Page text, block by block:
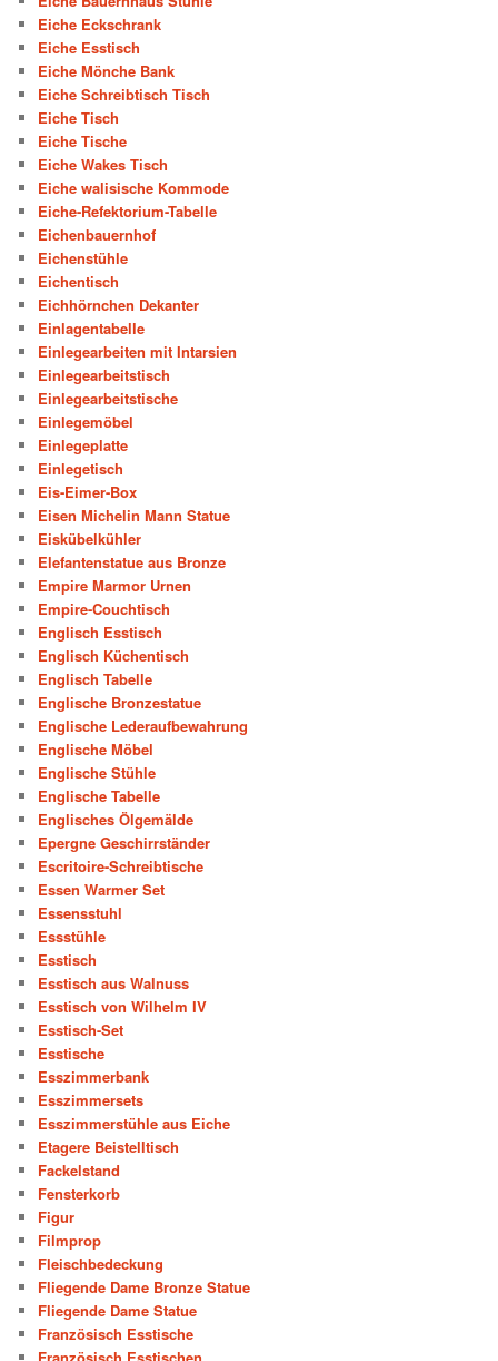
Eiche Eckschrank
Eiche Esstisch
Eiche Mönche Bank
Eiche Schreibtisch Tisch
Eiche Tisch
Eiche Tische
Eiche Wakes Tisch
Eiche walisische Kommode
Eiche-Refektorium-Tabelle
Eichenbauernhof
Eichenstühle
Eichentisch
Eichhörnchen Dekanter
Einlagentabelle
Einlegearbeiten mit Intarsien
Einlegearbeitstisch
Einlegearbeitstische
Einlegemöbel
Einlegeplatte
Einlegetisch
Eis-Eimer-Box
Eisen Michelin Mann Statue
Eiskübelkühler
Elefantenstatue aus Bronze
Empire Marmor Urnen
Empire-Couchtisch
Englisch Esstisch
Englisch Küchentisch
Englisch Tabelle
Englische Bronzestatue
Englische Lederaufbewahrung
Englische Möbel
Englische Stühle
Englische Tabelle
Englisches Ölgemälde
Epergne Geschirrständer
Escritoire-Schreibtische
Essen Warmer Set
Essensstuhl
Essstühle
Esstisch
Esstisch aus Walnuss
Esstisch von Wilhelm IV
Esstisch-Set
Esstische
Esszimmerbank
Esszimmersets
Esszimmerstühle aus Eiche
Etagere Beistelltisch
Fackelstand
Fensterkorb
Figur
Filmprop
Fleischbedeckung
Fliegende Dame Bronze Statue
Fliegende Dame Statue
Französisch Esstische
Französisch Esstischen